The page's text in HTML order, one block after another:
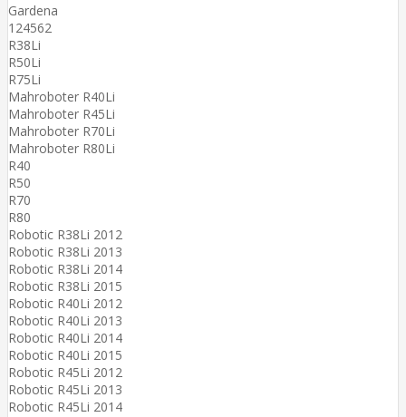
Gardena
124562
R38Li
R50Li
R75Li
Mahroboter R40Li
Mahroboter R45Li
Mahroboter R70Li
Mahroboter R80Li
R40
R50
R70
R80
Robotic R38Li 2012
Robotic R38Li 2013
Robotic R38Li 2014
Robotic R38Li 2015
Robotic R40Li 2012
Robotic R40Li 2013
Robotic R40Li 2014
Robotic R40Li 2015
Robotic R45Li 2012
Robotic R45Li 2013
Robotic R45Li 2014